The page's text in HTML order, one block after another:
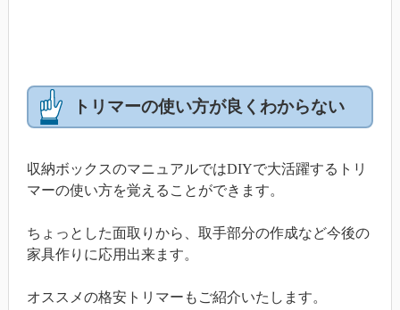
トリマーの使い方が良くわからない
収納ボックスのマニュアルではDIYで大活躍するトリ
マーの使い方を覚えることができます。
ちょっとした面取りから、取手部分の作成など今後の
家具作りに応用出来ます。
オススメの格安トリマーもご紹介いたします。